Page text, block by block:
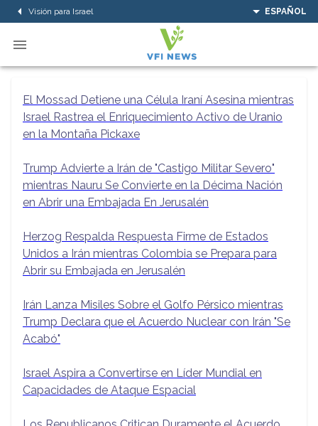
Visión para Israel ESPAÑOL
El Mossad Detiene una Célula Iraní Asesina mientras
Israel Rastrea el Enriquecimiento Activo de Uranio
en la Montaña Pickaxe
Trump Advierte a Irán de "Castigo Militar Severo"
mientras Nauru Se Convierte en la Décima Nación
en Abrir una Embajada En Jerusalén
Herzog Respalda Respuesta Firme de Estados
Unidos a Irán mientras Colombia se Prepara para
Abrir su Embajada en Jerusalén
Irán Lanza Misiles Sobre el Golfo Pérsico mientras
Trump Declara que el Acuerdo Nuclear con Irán "Se
Acabó"
Israel Aspira a Convertirse en Líder Mundial en
Capacidades de Ataque Espacial